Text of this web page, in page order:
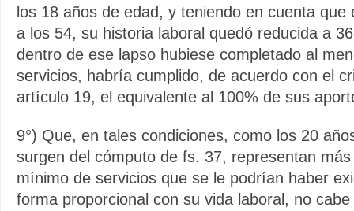
los 18 años de edad, y teniendo en cuenta que
a los 54, su historia laboral quedó reducida a
dentro de ese lapso hubiese completado al
servicios, habría cumplido, de acuerdo con el
artículo 19, el equivalente al 100% de sus
9°) Que, en tales condiciones, como los 20
surgen del cómputo de fs. 37, representan
mínimo de servicios que se le podrían haber
forma proporcional con su vida laboral, no